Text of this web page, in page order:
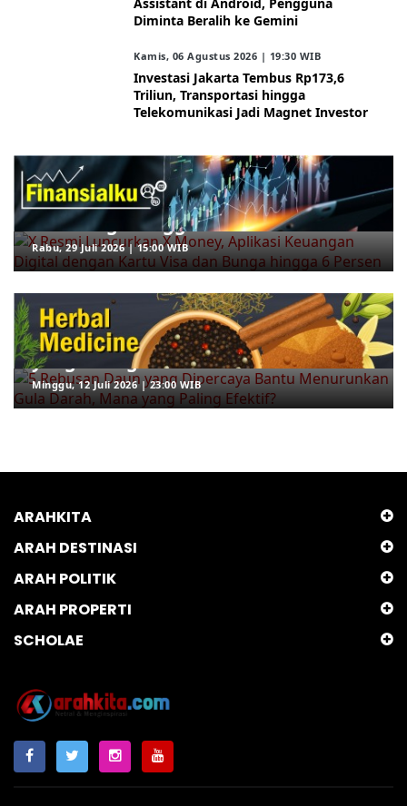
Diminta Beralih ke Gemini
Kamis, 06 Agustus 2026 | 19:30 WIB
Investasi Jakarta Tembus Rp173,6
Triliun, Transportasi hingga
Telekomunikasi Jadi Magnet Investor
X Resmi Luncurkan X Money, Aplikasi
Keuangan Digital dengan Kartu Visa
dan Bunga hingga 6 Persen
Rabu, 29 Juli 2026 | 15:00 WIB
5 Rebusan Daun yang Dipercaya
Bantu Menurunkan Gula Darah, Mana
yang Paling Efektif?
Minggu, 12 Juli 2026 | 23:00 WIB
ARAHKITA
ARAH DESTINASI
ARAH POLITIK
ARAH PROPERTI
SCHOLAE